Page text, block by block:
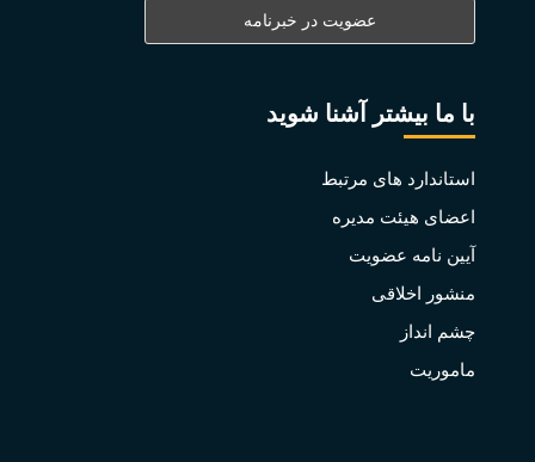
با ما بیشتر آشنا شوید
استاندارد های مرتبط
اعضای هیئت مدیره
آیین نامه عضویت
منشور اخلاقی
چشم انداز
ماموریت